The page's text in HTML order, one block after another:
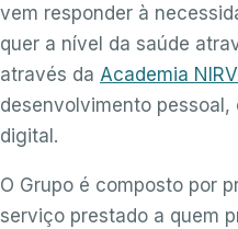
vem responder à
quer a nível da saúde
através da Academia
desenvolvimento
digital.
O Grupo é composto por
serviço prestado a quem